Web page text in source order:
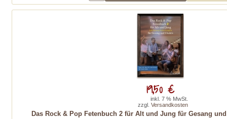
Das Rock & Pop Fetenbuch 2 für Alt und Jung für Gesang
19,50 €
inkl. 7 % MwSt.
zzgl. Versandkosten